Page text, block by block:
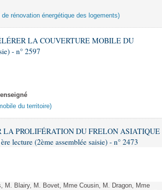
rénovation énergétique des logements)
LA COUVERTURE MOBILE DU
- n° 2597
du territoire)
LA PROLIFÉRATION DU FRELON ASIATIQUE
lecture (2ème assemblée saisie) - n° 2473
M. Blairy, M. Bovet, Mme Cousin, M. Dragon, Mme